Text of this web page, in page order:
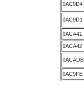
0AC9D4
0AC9D1
0ACA41
0ACA42
0ACADB
0AC9FE